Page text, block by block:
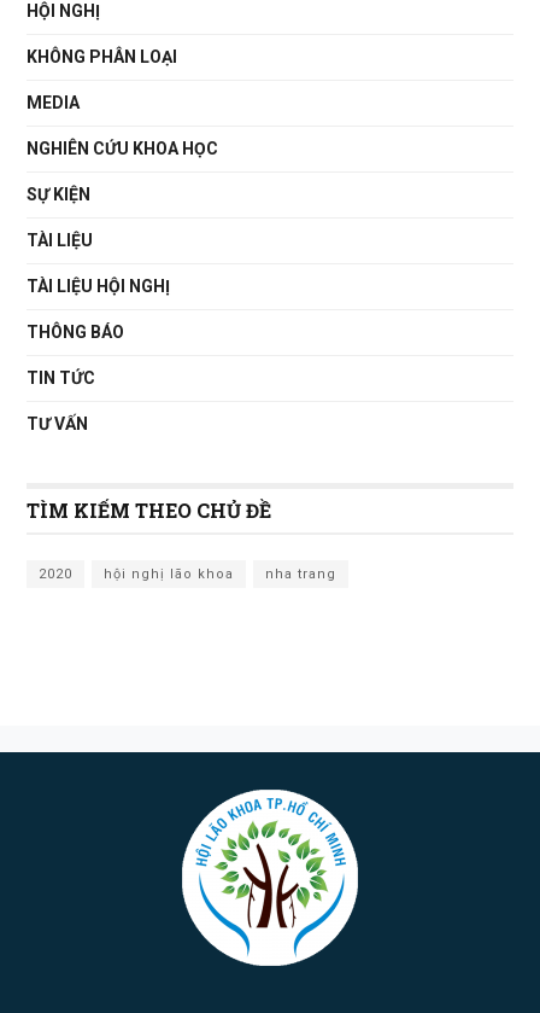
HỘI NGHỊ
KHÔNG PHÂN LOẠI
MEDIA
NGHIÊN CỨU KHOA HỌC
SỰ KIỆN
TÀI LIỆU
TÀI LIỆU HỘI NGHỊ
THÔNG BÁO
TIN TỨC
TƯ VẤN
TÌM KIẾM THEO CHỦ ĐỀ
2020 hội nghị lão khoa nha trang